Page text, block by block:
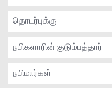
தொடர்புக்கு
நபிகளாரின் குடும்பத்தார்
நபிமார்கள்